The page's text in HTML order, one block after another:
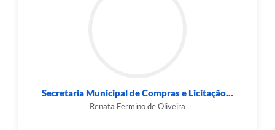
Secretaria Municipal de Compras e Licitação...
Renata Fermino de Oliveira